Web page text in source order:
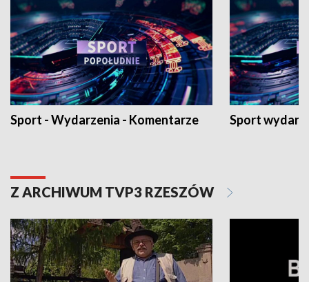
Sport - Wydarzenia - Komentarze Sport
Z ARCHIWUM TVP3 RZESZÓW